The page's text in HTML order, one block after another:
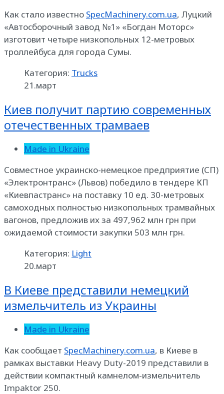
Как стало известно SpecMachinery.com.ua, Луцкий
«Автосборочный завод №1» «Богдан Моторс»
изготовит четыре низкопольных 12-метровых
троллейбуса для города Сумы.
Категория: Trucks
21.март
Киев получит партию современных
отечественных трамваев
Made in Ukraine
Совместное украинско-немецкое предприятие (СП)
«Электронтранс» (Львов) победило в тендере КП
«Киевпастранс» на поставку 10 ед. 30-метровых
самоходных полностью низкопольных трамвайных
вагонов, предложив их за 497,962 млн грн при
ожидаемой стоимости закупки 503 млн грн.
Категория: Light
20.март
В Киеве представили немецкий
измельчитель из Украины
Made in Ukraine
Как сообщает SpecMachinery.com.ua, в Киеве в
рамках выставки Heavy Duty-2019 представили в
действии компактный камнелом-измельчитель
Impaktor 250.